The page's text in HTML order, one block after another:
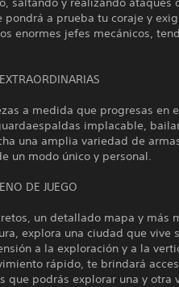
a prueba tu coraje y
enormes jefes mecánicos,
a medida que progresas en
implacable,
una amplia variedad de
un modo único y personal.
DE JUEGO
un detallado mapa y más
explora una ciudad que vive
a la exploración y a la
rápido, te brindará
podrás explorar una y otra